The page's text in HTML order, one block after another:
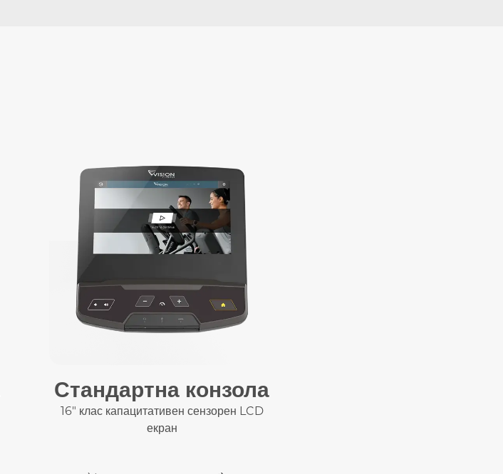
Стандартна конзола
16" клас капацитативен сензорен LCD
екран